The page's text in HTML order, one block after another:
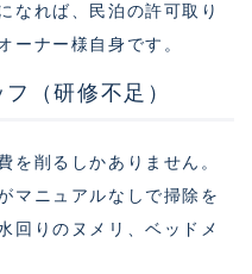
なれば、民泊の許可取り
ーナー様自身です。
（研修不足）
を削るしかありません。
マニュアルなしで掃除を
回りのヌメリ、ベッドメ